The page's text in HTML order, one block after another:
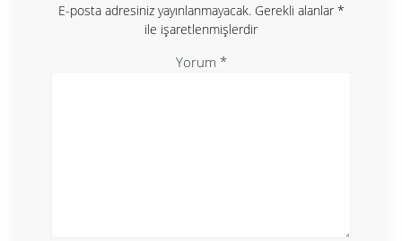
E-posta adresiniz yayınlanmayacak. Gerekli alanlar *
ile işaretlenmişlerdir
Yorum *